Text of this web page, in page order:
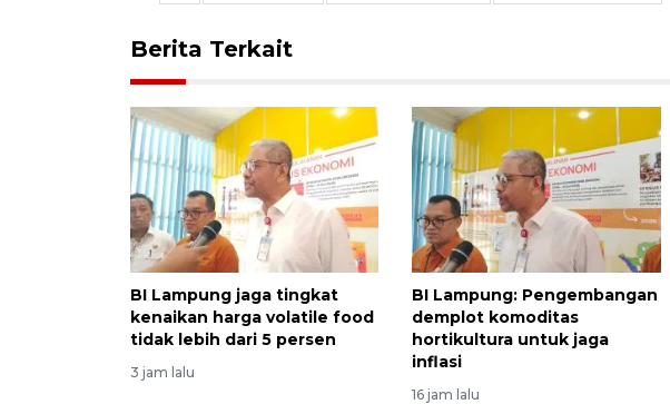
Berita Terkait
BI Lampung jaga tingkat
kenaikan harga volatile food
tidak lebih dari 5 persen
3 jam lalu
BI Lampung: Pengembangan
demplot komoditas
hortikultura untuk jaga
inflasi
16 jam lalu